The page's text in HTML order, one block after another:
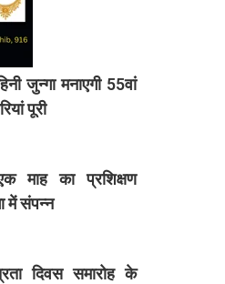
जुन्गा मनाएगी 55वां
पूरी
माह का प्रशिक्षण
में संपन्न
दिवस समारोह के